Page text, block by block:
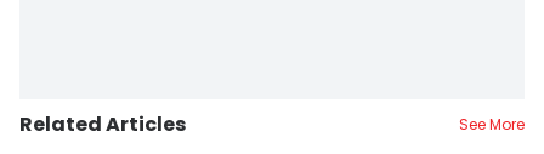
Related Articles See More